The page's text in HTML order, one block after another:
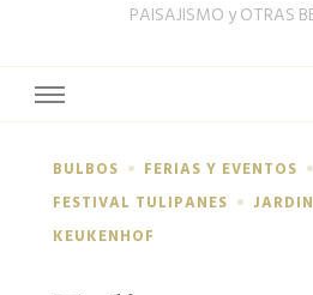
PAISAJISMO y OTRAS
BULBOS
FERIAS Y EVENTOS
FESTIVAL TULIPANES
KEUKENHOF